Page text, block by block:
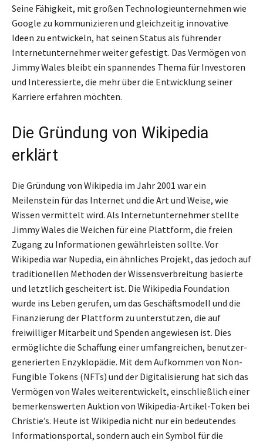
Seine Fähigkeit, mit großen Technologieunternehmen wie
Google zu kommunizieren und gleichzeitig innovative
Ideen zu entwickeln, hat seinen Status als führender
Internetunternehmer weiter gefestigt. Das Vermögen von
Jimmy Wales bleibt ein spannendes Thema für Investoren
und Interessierte, die mehr über die Entwicklung seiner
Karriere erfahren möchten.
Die Gründung von Wikipedia
erklärt
Die Gründung von Wikipedia im Jahr 2001 war ein
Meilenstein für das Internet und die Art und Weise, wie
Wissen vermittelt wird. Als Internetunternehmer stellte
Jimmy Wales die Weichen für eine Plattform, die freien
Zugang zu Informationen gewährleisten sollte. Vor
Wikipedia war Nupedia, ein ähnliches Projekt, das jedoch auf
traditionellen Methoden der Wissensverbreitung basierte
und letztlich gescheitert ist. Die Wikipedia Foundation
wurde ins Leben gerufen, um das Geschäftsmodell und die
Finanzierung der Plattform zu unterstützen, die auf
freiwilliger Mitarbeit und Spenden angewiesen ist. Dies
ermöglichte die Schaffung einer umfangreichen, benutzer-
generierten Enzyklopädie. Mit dem Aufkommen von Non-
Fungible Tokens (NFTs) und der Digitalisierung hat sich das
Vermögen von Wales weiterentwickelt, einschließlich einer
bemerkenswerten Auktion von Wikipedia-Artikel-Token bei
Christie’s. Heute ist Wikipedia nicht nur ein bedeutendes
Informationsportal, sondern auch ein Symbol für die